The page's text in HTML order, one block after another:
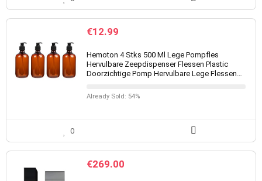
€12.99
Hemoton 4 Stks 500 Ml Lege Pompfles
Hervulbare Zeepdispenser Flessen Plastic
Doorzichtige Pomp Hervulbare Lege Flessen…
Already Sold: 54%
0
€269.00